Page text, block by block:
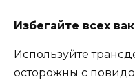
Избегайте всех
Используйте
осторожны с